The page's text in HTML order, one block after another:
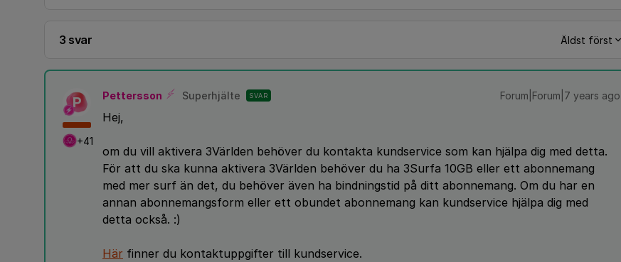
3 svar Äldst först
P
+41
Pettersson Superhjälte SVAR Forum|Forum|7 years ago
Hej,
om du vill aktivera 3Världen behöver du kontakta kundservice som kan hjälpa dig med detta.
För att du ska kunna aktivera 3Världen behöver du ha 3Surfa 10GB eller ett abonnemang
med mer surf än det, du behöver även ha bindningstid på ditt abonnemang. Om du har en
annan abonnemangsform eller ett obundet abonnemang kan kundservice hjälpa dig med
detta också. :)
Här finner du kontaktuppgifter till kundservice.